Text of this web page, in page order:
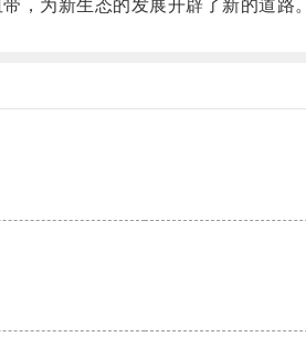
为新生态的发展开辟了新的道路。